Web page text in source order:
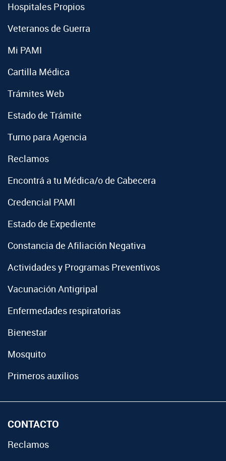
Hospitales Propios
Veteranos de Guerra
Mi PAMI
Cartilla Médica
Trámites Web
Estado de Trámite
Turno para Agencia
Reclamos
Encontrá a tu Médica/o de Cabecera
Credencial PAMI
Estado de Expediente
Constancia de Afiliación Negativa
Actividades y Programas Preventivos
Vacunación Antigripal
Enfermedades respiratorias
Bienestar
Mosquito
Primeros auxilios
CONTACTO
Reclamos